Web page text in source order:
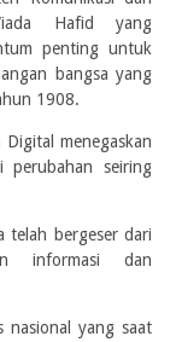
Hafid yang
penting untuk
bangsa yang
1908.
menegaskan
perubahan seiring
telah bergeser dari
informasi dan
nasional yang saat